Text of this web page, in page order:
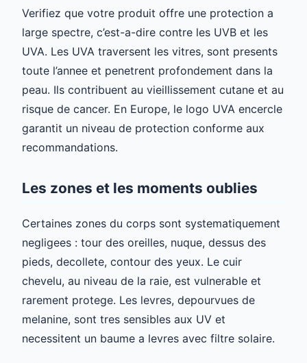
Verifiez que votre produit offre une protection a
large spectre, c’est-a-dire contre les UVB et les
UVA. Les UVA traversent les vitres, sont presents
toute l’annee et penetrent profondement dans la
peau. Ils contribuent au vieillissement cutane et au
risque de cancer. En Europe, le logo UVA encercle
garantit un niveau de protection conforme aux
recommandations.
Les zones et les moments oublies
Certaines zones du corps sont systematiquement
negligees : tour des oreilles, nuque, dessus des
pieds, decollete, contour des yeux. Le cuir
chevelu, au niveau de la raie, est vulnerable et
rarement protege. Les levres, depourvues de
melanine, sont tres sensibles aux UV et
necessitent un baume a levres avec filtre solaire.